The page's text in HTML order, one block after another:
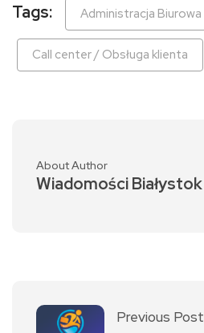
Tags: Administracja Biurowa
Call center / Obsługa klienta
About Author
Wiadomości Białystok
Previous Post